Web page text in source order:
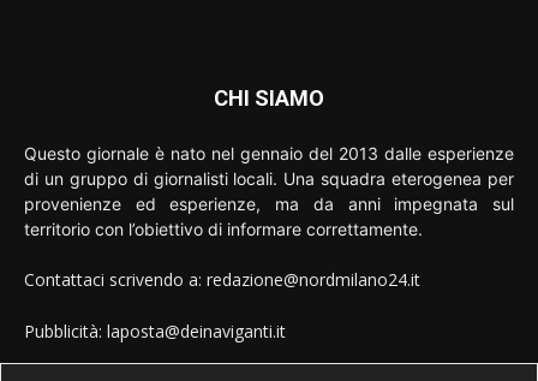
CHI SIAMO
Questo giornale è nato nel gennaio del 2013 dalle esperienze
di un gruppo di giornalisti locali. Una squadra eterogenea per
provenienze ed esperienze, ma da anni impegnata sul
territorio con l’obiettivo di informare correttamente.
Contattaci scrivendo a: redazione@nordmilano24.it
Pubblicità: laposta@deinaviganti.it